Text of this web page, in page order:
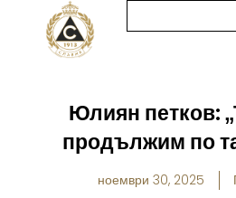
Юлиян петков:
продължим по
ноември 30, 2025